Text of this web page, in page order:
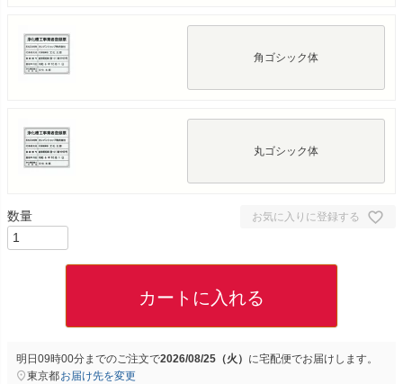
角ゴシック体
丸ゴシック体
お気に入りに登録する
カートに入れる
明日 09時00分までのご注文で2026/08/25（火） に宅配便でお届けします。
東京都お届け先を変更